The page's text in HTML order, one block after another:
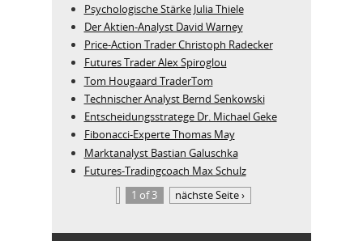
Psychologische Stärke Julia Thiele
Der Aktien-Analyst David Warney
Price-Action Trader Christoph Radecker
Futures Trader Alex Spiroglou
Tom Hougaard TraderTom
Technischer Analyst Bernd Senkowski
Entscheidungsstratege Dr. Michael Geke
Fibonacci-Experte Thomas May
Marktanalyst Bastian Galuschka
Futures-Tradingcoach Max Schulz
1 of 3
nächste Seite ›